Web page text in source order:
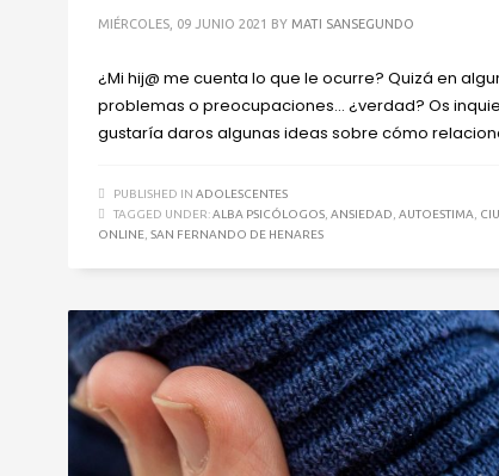
MIÉRCOLES, 09 JUNIO 2021 BY MATI SANSEGUNDO
¿Mi hij@ me cuenta lo que le ocurre? Quizá en
problemas o preocupaciones… ¿verdad? Os
gustaría daros algunas ideas sobre cómo
PUBLISHED IN ADOLESCENTES
TAGGED UNDER:ALBA PSICÓLOGOS ANSIEDAD AUTOESTIMA
ONLINE SAN FERNANDO DE HENARES